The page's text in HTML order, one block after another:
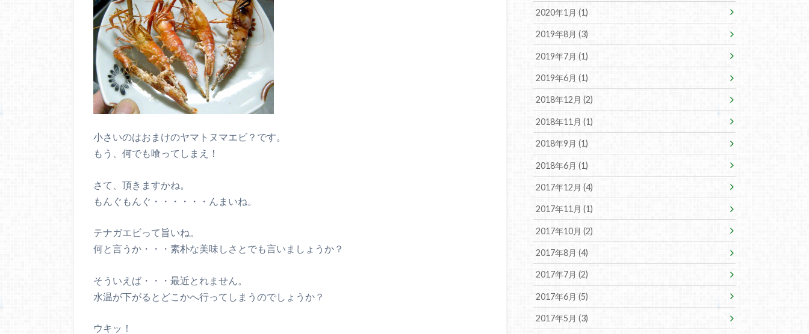
小さいのはおまけのヤマトヌマエビ？です。
もう、何でも喰ってしまえ！
さて、頂きますかね。
もんぐもんぐ・・・・・・んまいね。
テナガエビって旨いね。
何と言うか・・・素朴な美味しさとでも言いましょうか？
そういえば・・・最近とれません。
水温が下がるとどこかへ行ってしまうのでしょうか？
ウキッ！
2020年1月 (1)
2019年8月 (3)
2019年7月 (1)
2019年6月 (1)
2018年12月 (2)
2018年11月 (1)
2018年9月 (1)
2018年6月 (1)
2017年12月 (4)
2017年11月 (1)
2017年10月 (2)
2017年8月 (4)
2017年7月 (2)
2017年6月 (5)
2017年5月 (3)